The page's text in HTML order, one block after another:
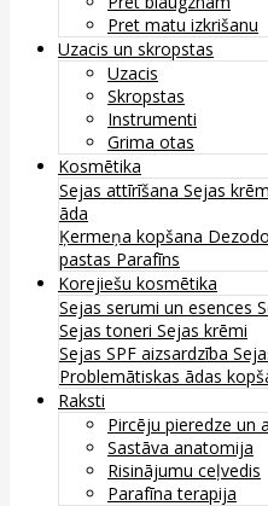
Pret matu izkrišanu
Uzacis un skropstas
Uzacis
Skropstas
Instrumenti
Grima otas
Kosmētika
Sejas attīrīšana Sejas
āda
Ķermeņa kopšana
pastas Parafīns
Korejiešu kosmētika
Sejas serumi un esences
Sejas toneri Sejas krēmi
Sejas SPF aizsardzība
Problemātiskas ādas
Raksti
Pircēju pieredze un
Sastāva anatomija
Risinājumu ceļvedis
Parafīna terapija